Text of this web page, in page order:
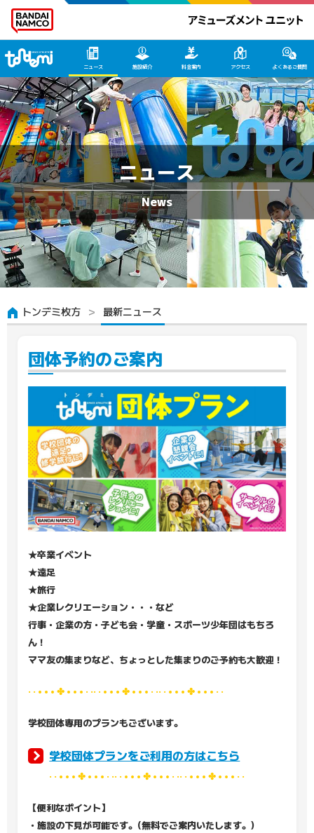
ニュース 施設紹介 料金案内 アクセス よくあるご質問
ニュース
トンデミ枚方 最新ニュース
団体予約のご案内
★卒業イベント
★遠足
★旅行
★企業レクリエーション・・・など
行事・企業の方・子ども会・学童・スポーツ少年団はもちろ
ん！
ママ友の集まりなど、ちょっとした集まりのご予約も大歓迎！
· · • • • ✤ • • • · ·· · • • • ✤ • • • · ·· · • • • ✤ • • • · ·
学校団体専用のプランもございます。
学校団体プランをご利用の方はこちら
· · • • • ✤ • • • · ·· · • • • ✤ • • • · ·· · • • • ✤ • • • · ·
【便利なポイント】
・施設の下見が可能です。(無料でご案内いたします。)